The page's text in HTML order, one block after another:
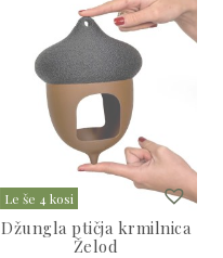
Le še 4 kosi
Džungla ptičja krmilnica
Želod